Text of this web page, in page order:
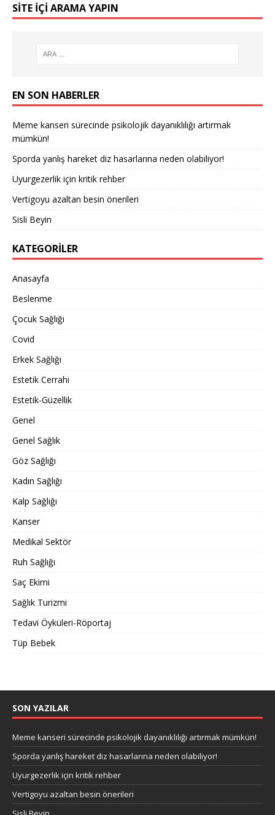
SITE IÇI ARAMA YAPIN
EN SON HABERLER
Meme kanseri sürecinde psikolojik dayanıklılığı artırmak
mümkün!
Sporda yanlış hareket diz hasarlarına neden olabiliyor!
Uyurgezerlik için kritik rehber
Vertigoyu azaltan besin önerileri
Sisli Beyin
KATEGORILER
Anasayfa
Beslenme
Çocuk Sağlığı
Covid
Erkek Sağlığı
Estetik Cerrahi
Estetik-Güzellik
Genel
Genel Sağlık
Göz Sağlığı
Kadın Sağlığı
Kalp Sağlığı
Kanser
Medikal Sektör
Ruh Sağlığı
Saç Ekimi
Sağlık Turizmi
Tedavi Öyküleri-Röportaj
Tüp Bebek
SON YAZILAR
Meme kanseri sürecinde psikolojik dayanıklılığı artırmak mümkün!
Sporda yanlış hareket diz hasarlarına neden olabiliyor!
Uyurgezerlik için kritik rehber
Vertigoyu azaltan besin önerileri